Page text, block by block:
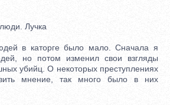
Лучка
в каторге было мало. Сначала я
но потом изменил свои взгляды
убийц. О некоторых преступлениях
мнение, так много было в них